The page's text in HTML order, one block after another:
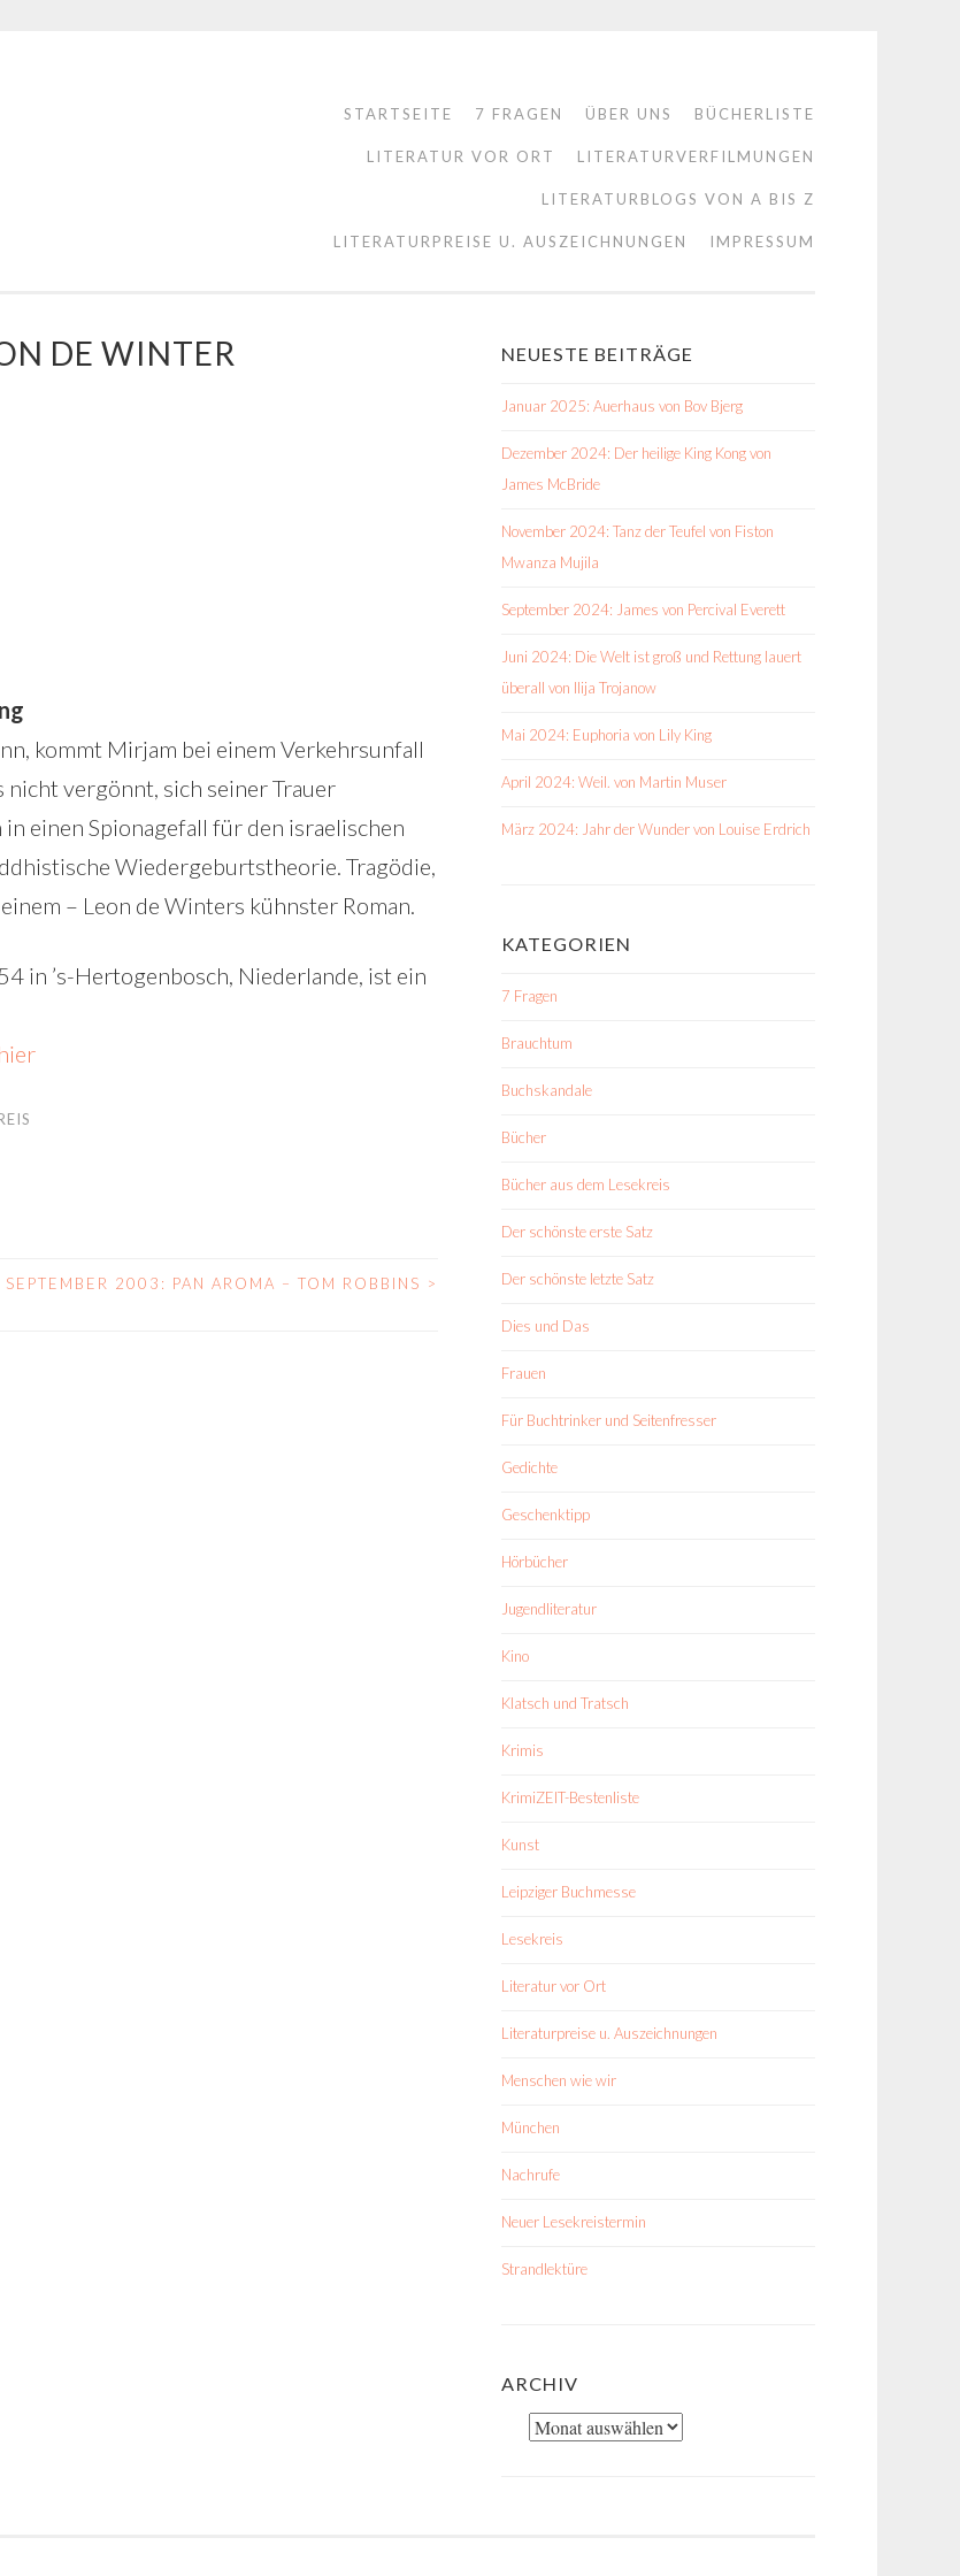
STARTSEITE 7 FRAGEN ÜBER UNS BÜCHERLISTE
LITERATUR VOR ORT LITERATURVERFILMUNGEN
LITERATURBLOGS VON A BIS Z
LITERATURPREISE U. AUSZEICHNUNGEN IMPRESSUM
DE WINTER
kommt Mirjam bei einem Verkehrsunfall
nicht vergönnt, sich seiner Trauer
einen Spionagefall für den israelischen
Wiedergeburtstheorie. Tragödie,
– Leon de Winters kühnster Roman.
in ’s-Hertogenbosch, Niederlande, ist ein
hier
SEPTEMBER 2003: PAN AROMA – TOM ROBBINS >
NEUESTE BEITRÄGE
Januar 2025: Auerhaus von Bov Bjerg
Dezember 2024: Der heilige King Kong von
James McBride
November 2024: Tanz der Teufel von Fiston
Mwanza Mujila
September 2024: James von Percival Everett
Juni 2024: Die Welt ist groß und Rettung lauert
überall von Ilija Trojanow
Mai 2024: Euphoria von Lily King
April 2024: Weil. von Martin Muser
März 2024: Jahr der Wunder von Louise Erdrich
KATEGORIEN
7 Fragen
Brauchtum
Buchskandale
Bücher
Bücher aus dem Lesekreis
Der schönste erste Satz
Der schönste letzte Satz
Dies und Das
Frauen
Für Buchtrinker und Seitenfresser
Gedichte
Geschenktipp
Hörbücher
Jugendliteratur
Kino
Klatsch und Tratsch
Krimis
KrimiZEIT-Bestenliste
Kunst
Leipziger Buchmesse
Lesekreis
Literatur vor Ort
Literaturpreise u. Auszeichnungen
Menschen wie wir
München
Nachrufe
Neuer Lesekreistermin
Strandlektüre
ARCHIV
Archiv